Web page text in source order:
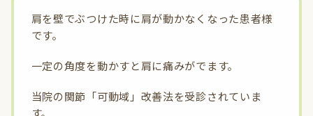
肩を壁でぶつけた時に肩が動かなくなった患者様
です。
一定の角度を動かすと肩に痛みがでます。
当院の関節「可動域」改善法を受診されていま
す。